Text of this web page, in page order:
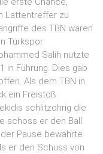
Lattentreffer zu
des TBN waren
Türkspor
Salih nutzte
in Führung. Dies gab
Als dem TBN in
ein Freistoß
schlitzohrig die
schoss er den Ball
Pause bewahrte
er den Schuss von